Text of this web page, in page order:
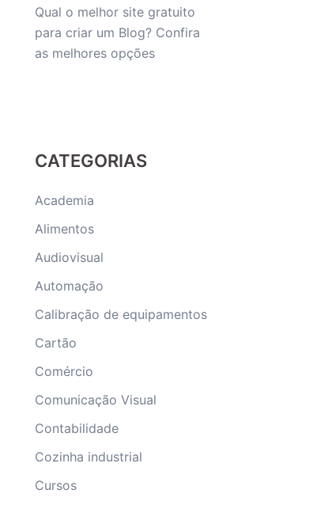
Qual o melhor site gratuito
para criar um Blog? Confira
as melhores opções
CATEGORIAS
Academia
Alimentos
Audiovisual
Automação
Calibração de equipamentos
Cartão
Comércio
Comunicação Visual
Contabilidade
Cozinha industrial
Cursos